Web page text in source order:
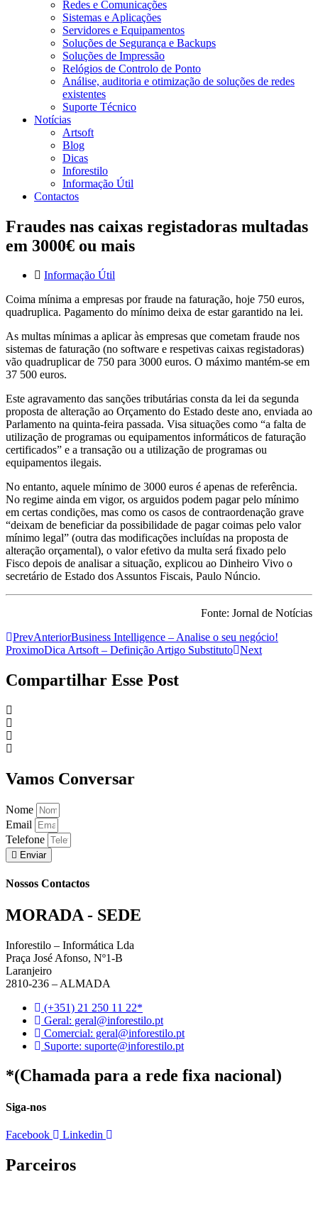
Redes e Comunicações
Sistemas e Aplicações
Servidores e Equipamentos
Soluções de Segurança e Backups
Soluções de Impressão
Relógios de Controlo de Ponto
Análise, auditoria e otimização de soluções de redes
existentes
Suporte Técnico
Notícias
Artsoft
Blog
Dicas
Inforestilo
Informação Útil
Contactos
Fraudes nas caixas registadoras multadas
em 3000€ ou mais
Informação Útil
Coima mínima a empresas por fraude na faturação, hoje 750 euros,
quadruplica. Pagamento do mínimo deixa de estar garantido na lei.
As multas mínimas a aplicar às empresas que cometam fraude nos
sistemas de faturação (no software e respetivas caixas registadoras)
vão quadruplicar de 750 para 3000 euros. O máximo mantém-se em
37 500 euros.
Este agravamento das sanções tributárias consta da lei da segunda
proposta de alteração ao Orçamento do Estado deste ano, enviada ao
Parlamento na quinta-feira passada. Visa situações como “a falta de
utilização de programas ou equipamentos informáticos de faturação
certificados” e a transação ou a utilização de programas ou
equipamentos ilegais.
No entanto, aquele mínimo de 3000 euros é apenas de referência.
No regime ainda em vigor, os arguidos podem pagar pelo mínimo
em certas condições, mas como os casos de contraordenação grave
“deixam de beneficiar da possibilidade de pagar coimas pelo valor
mínimo legal” (outra das modificações incluídas na proposta de
alteração orçamental), o valor efetivo da multa será fixado pelo
Fisco depois de analisar a situação, explicou ao Dinheiro Vivo o
secretário de Estado dos Assuntos Fiscais, Paulo Núncio.
Fonte: Jornal de Notícias
PrevAnteriorBusiness Intelligence – Analise o seu negócio!
ProximoDica Artsoft – Definição Artigo Substituto Next
Compartilhar Esse Post
Vamos Conversar
Nome
Email
Telefone
Enviar
Nossos Contactos
MORADA - SEDE
Inforestilo – Informática Lda
Praça José Afonso, Nº1-B
Laranjeiro
2810-236 – ALMADA
(+351) 21 250 11 22*
Geral: geral@inforestilo.pt
Comercial: geral@inforestilo.pt
Suporte: suporte@inforestilo.pt
*(Chamada para a rede fixa nacional)
Siga-nos
Facebook Linkedin
Parceiros